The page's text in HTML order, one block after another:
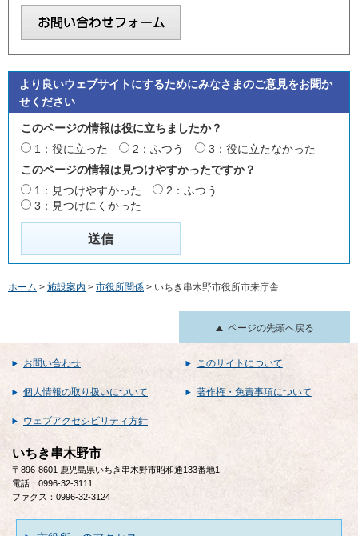
より良いウェブサイトにするためにみなさまのご意見をお聞か
せください
このページの情報は役に立ちましたか？
1：役に立った
2：ふつう
3：役に立たなかった
このページの情報は見つけやすかったですか？
1：見つけやすかった
2：ふつう
3：見つけにくかった
ホーム > 施設案内 > 市役所関係 > いちき串木野市役所市来庁舎
ページの先頭へ戻る
お問い合わせ このサイトについて
個人情報の取り扱いについて 著作権・免責事項について
ウェブアクセシビリティ方針
いちき串木野市
〒896-8601 鹿児島県いちき串木野市昭和通133番地1
電話：0996-32-3111
ファクス：0996-32-3124